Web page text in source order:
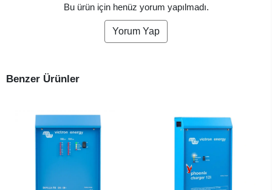
Bu ürün için henüz yorum yapılmadı.
Yorum Yap
Benzer Ürünler